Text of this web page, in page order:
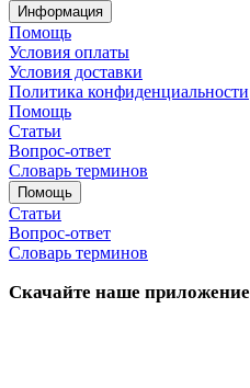
Информация
Помощь
Условия оплаты
Условия доставки
Политика конфиденциальности
Помощь
Статьи
Вопрос-ответ
Словарь терминов
Помощь
Статьи
Вопрос-ответ
Словарь терминов
Скачайте наше приложение